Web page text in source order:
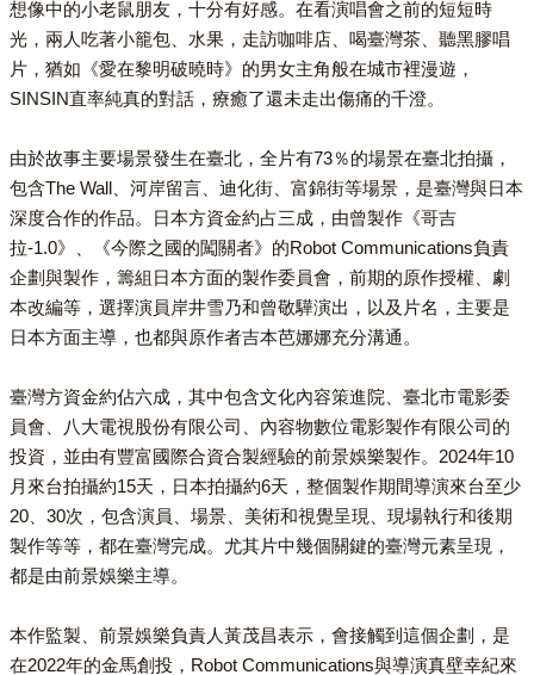
想像中的小老鼠朋友，十分有好感。在看演唱會之前的短短時
光，兩人吃著小籠包、水果，走訪咖啡店、喝臺灣茶、聽黑膠唱
片，猶如《愛在黎明破曉時》的男女主角般在城市裡漫遊，
SINSIN直率純真的對話，療癒了還未走出傷痛的千澄。
由於故事主要場景發生在臺北，全片有73％的場景在臺北拍攝，
包含The Wall、河岸留言、迪化街、富錦街等場景，是臺灣與日本
深度合作的作品。日本方資金約占三成，由曾製作《哥吉
拉-1.0》、《今際之國的闖關者》的Robot Communications負責
企劃與製作，籌組日本方面的製作委員會，前期的原作授權、劇
本改編等，選擇演員岸井雪乃和曾敬驊演出，以及片名，主要是
日本方面主導，也都與原作者吉本芭娜娜充分溝通。
臺灣方資金約佔六成，其中包含文化內容策進院、臺北市電影委
員會、八大電視股份有限公司、內容物數位電影製作有限公司的
投資，並由有豐富國際合資合製經驗的前景娛樂製作。2024年10
月來台拍攝約15天，日本拍攝約6天，整個製作期間導演來台至少
20、30次，包含演員、場景、美術和視覺呈現、現場執行和後期
製作等等，都在臺灣完成。尤其片中幾個關鍵的臺灣元素呈現，
都是由前景娛樂主導。
本作監製、前景娛樂負責人黃茂昌表示，會接觸到這個企劃，是
在2022年的金馬創投，Robot Communications與導演真壁幸紀來